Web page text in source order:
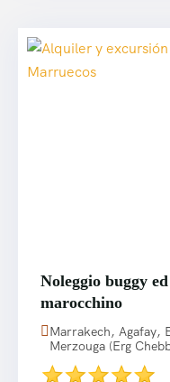
Noleggio buggy
marocchino
Marrakech, Agafay,
Merzouga (Erg